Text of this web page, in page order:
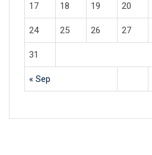
« Sep
17 18 19 20
24 25 26 27
31